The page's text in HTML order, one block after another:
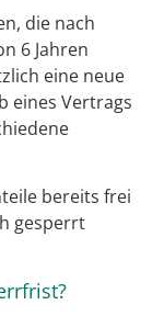
die nach
6 Jahren
eine neue
eines Vertrags
bereits frei
gesperrt